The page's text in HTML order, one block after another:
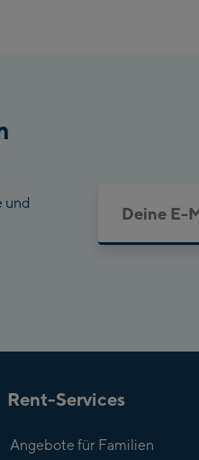
und
Rent-Services
Angebote für Familien